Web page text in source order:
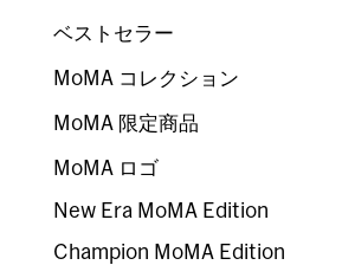
ベストセラー
MoMA コレクション
MoMA 限定商品
MoMA ロゴ
New Era MoMA Edition
Champion MoMA Edition